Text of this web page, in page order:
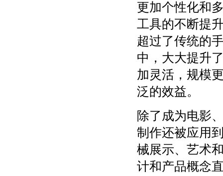
更加个性化和
工具的不断提
超过了传统的
中，大大提升
加灵活，规模
泛的效益。
除了成为电影
制作还被应用
械展示、艺术
计和产品概念